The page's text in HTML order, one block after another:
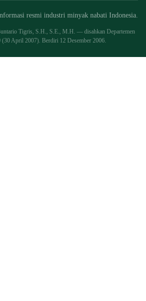
resmi industri minyak nabati Indonesia.
Tigris, S.H., S.E., M.H. — disahkan Departemen
April 2007). Berdiri 12 Desember 2006.